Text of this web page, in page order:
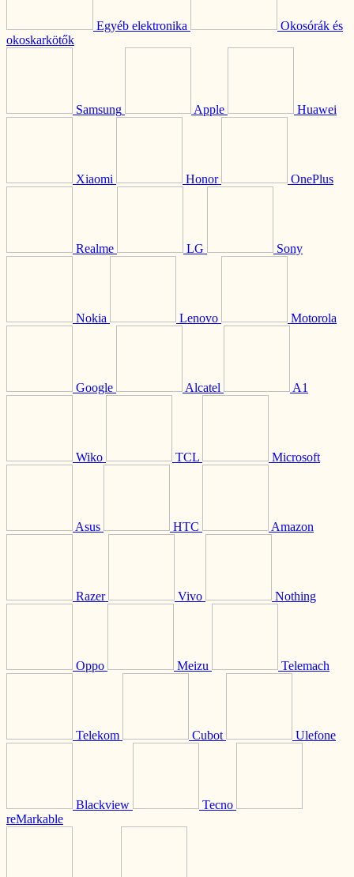
Egyéb elektronika
Okosórák és
okoskarkötők
Samsung Apple Huawei
Xiaomi Honor OnePlus
Realme LG Sony
Nokia Lenovo Motorola
Google Alcatel A1
Wiko TCL Microsoft
Asus HTC Amazon
Razer Vivo Nothing
Oppo Meizu Telemach
Telekom Cubot Ulefone
Blackview
Tecno
reMarkable